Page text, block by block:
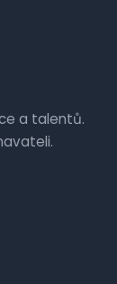
a talentů.